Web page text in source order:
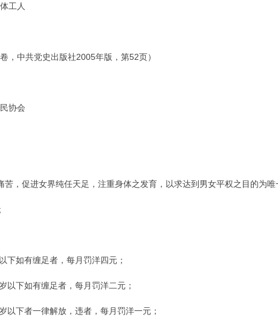
工人
，中共党史出版社2005年版，第52页）
协会
苦，促进女界纯任天足，注重身体之发育，以求达到男女平权之目的为唯
下如有缠足者，每月罚洋四元；
以下如有缠足者，每月罚洋二元；
以下者一律解放，违者，每月罚洋一元；